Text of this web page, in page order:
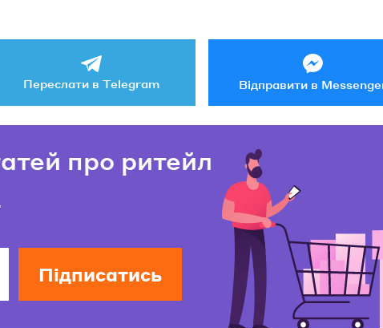
Переслати в Telegram Відправити в
про ритейл
Підписатись